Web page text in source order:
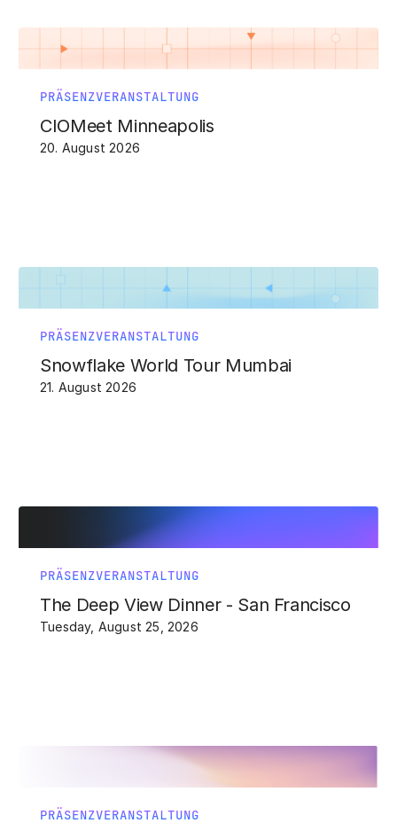
PRÄSENZVERANSTALTUNG
CIOMeet Minneapolis
20. August 2026
PRÄSENZVERANSTALTUNG
Snowflake World Tour Mumbai
21. August 2026
PRÄSENZVERANSTALTUNG
The Deep View Dinner - San Francisco
Tuesday, August 25, 2026
PRÄSENZVERANSTALTUNG